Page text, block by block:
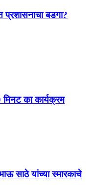
प्रशासनाचा बडगा?
का कार्यक्रम
साठे यांच्या स्मारकाचे